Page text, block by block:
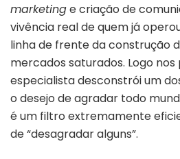
marketinge criação de
vivência real de quem já
linha de frente da construção
mercados saturados. Logo
especialista desconstrói um
o desejo de agradar todo
é um filtro extremamente
de “desagradar alguns”.